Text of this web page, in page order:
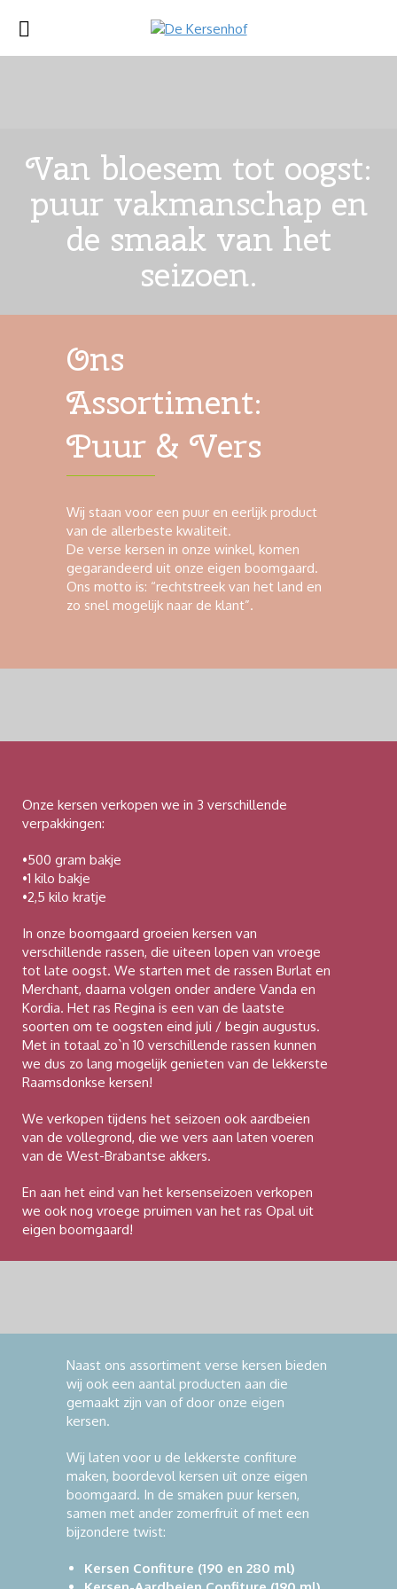
Van bloesem tot oogst:
puur vakmanschap en
de smaak van het
seizoen.
Ons
Assortiment:
Puur & Vers
Wij staan voor een puur en eerlijk product
van de allerbeste kwaliteit.
De verse kersen in onze winkel, komen
gegarandeerd uit onze eigen boomgaard.
Ons motto is: “rechtstreek van het land en
zo snel mogelijk naar de klant”.
Onze kersen verkopen we in 3 verschillende
verpakkingen:
•500 gram bakje
•1 kilo bakje
•2,5 kilo kratje
In onze boomgaard groeien kersen van
verschillende rassen, die uiteen lopen van vroege
tot late oogst. We starten met de rassen Burlat en
Merchant, daarna volgen onder andere Vanda en
Kordia. Het ras Regina is een van de laatste
soorten om te oogsten eind juli / begin augustus.
Met in totaal zo`n 10 verschillende rassen kunnen
we dus zo lang mogelijk genieten van de lekkerste
Raamsdonkse kersen!
We verkopen tijdens het seizoen ook aardbeien
van de vollegrond, die we vers aan laten voeren
van de West-Brabantse akkers.
En aan het eind van het kersenseizoen verkopen
we ook nog vroege pruimen van het ras Opal uit
eigen boomgaard!
Naast ons assortiment verse kersen bieden
wij ook een aantal producten aan die
gemaakt zijn van of door onze eigen
kersen.
Wij laten voor u de lekkerste confiture
maken, boordevol kersen uit onze eigen
boomgaard. In de smaken puur kersen,
samen met ander zomerfruit of met een
bijzondere twist:
Kersen Confiture (190 en 280 ml)